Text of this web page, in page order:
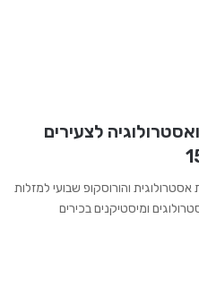
לצעירים
והורוסקופ שבועי למזלות
ומיסטיקנים בכירים